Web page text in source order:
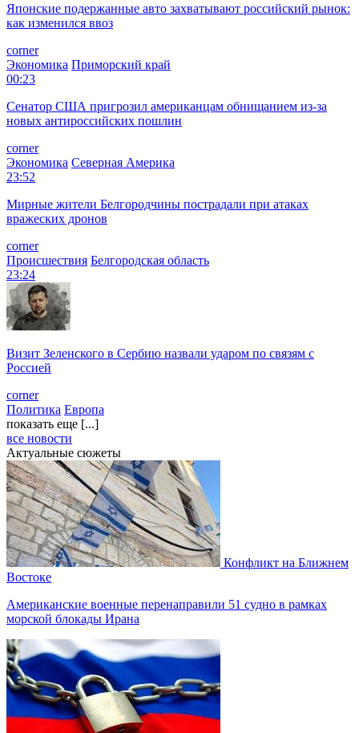
Японские подержанные авто захватывают российский рынок:
как изменился ввоз
corner
Экономика Приморский край
00:23
Сенатор США пригрозил американцам обнищанием из-за
новых антироссийских пошлин
corner
Экономика Северная Америка
23:52
Мирные жители Белгородчины пострадали при атаках
вражеских дронов
corner
Происшествия Белгородская область
23:24
Визит Зеленского в Сербию назвали ударом по связям с
Россией
corner
Политика Европа
показать еще [...]
все новости
Актуальные сюжеты
Конфликт на Ближнем
Востоке
Американские военные перенаправили 51 судно в рамках
морской блокады Ирана